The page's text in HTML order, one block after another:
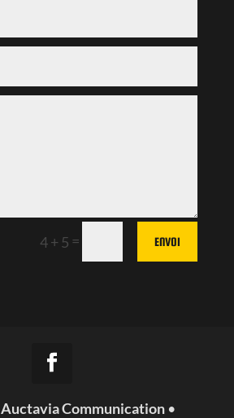
4 + 5 = ENVOI
Auctavia Communication•